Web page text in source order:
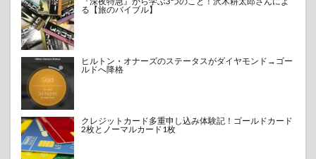
る【旅のバイブル】
ヒルトン・オナーズのステータスがダイヤモンド→ゴー
ルドへ降格
クレジットカード多重申し込み体験記！ゴールドカード
2枚とノーマルカード1枚